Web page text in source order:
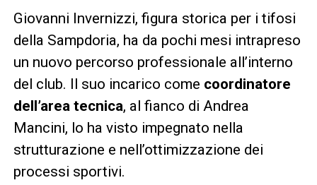
Giovanni Invernizzi, figura storica per i tifosi
della Sampdoria, ha da pochi mesi intrapreso
un nuovo percorso professionale all’interno
del club. Il suo incarico come coordinatore
dell’area tecnica, al fianco di Andrea
Mancini, lo ha visto impegnato nella
strutturazione e nell’ottimizzazione dei
processi sportivi.